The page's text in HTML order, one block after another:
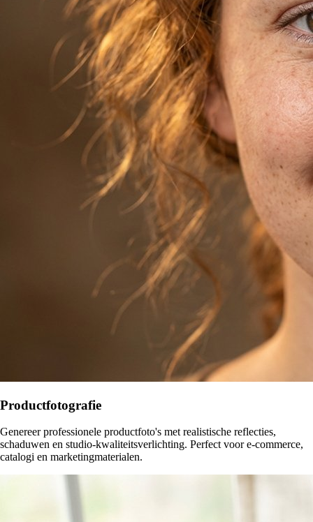
Productfotografie
Genereer professionele productfoto's met realistische reflecties,
schaduwen en studio-kwaliteitsverlichting. Perfect voor e-commerce,
catalogi en marketingmaterialen.